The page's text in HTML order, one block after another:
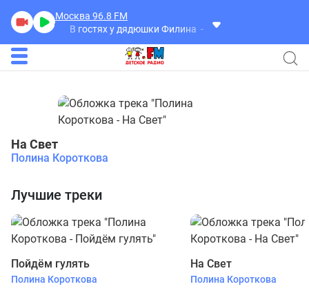
Москва 96.8 FM
В гостях у дядюшки Филина
В гостях у дядюшки
На Свет
Полина Короткова
Лучшие треки
Пойдём гулять
Полина Короткова
На Свет
Полина Короткова